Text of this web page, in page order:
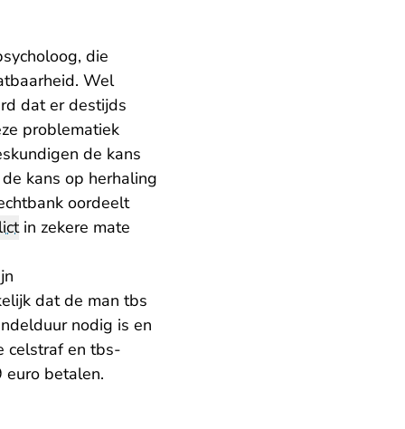
die
Wel
dat er destijds
problematiek
de kans
kans op herhaling
oordeelt
in zekere mate
dat de man tbs
nodig is en
celstraf en tbs-
euro betalen.